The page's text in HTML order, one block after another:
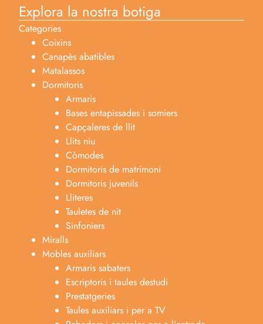
Explora la nostra botiga
Categories
Coixins
Canapès abatibles
Matalassos
Dormitoris
Armaris
Bases entapissades i somiers
Capçaleres de llit
Llits niu
Còmodes
Dormitoris de matrimoni
Dormitoris juvenils
Lliteres
Tauletes de nit
Sinfoniers
Miralls
Mobles auxiliars
Armaris sabaters
Escriptoris i taules destudi
Prestatgeries
Taules auxiliars i per a TV